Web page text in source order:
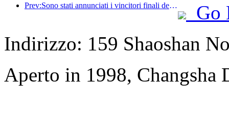
Prev:Sono stati annunciati i vincitori finali dei sei premi principali, a cui hanno partecipato oltre cento hotel e aziende che hanno ricevuto riconoscimenti annuali!
Go
Indirizzo: 159 Shaoshan
Aperto in 1998, Changsha